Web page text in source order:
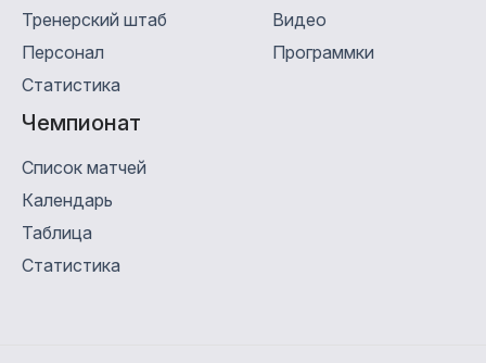
Тренерский штаб
Персонал
Статистика
Видео
Программки
Чемпионат
Список матчей
Календарь
Таблица
Статистика